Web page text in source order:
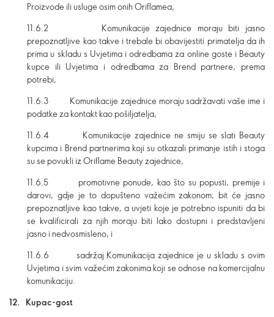
Proizvode ili usluge osim onih Oriflamea,
11.6.2 Komunikacije zajednice moraju biti jasno
prepoznatljive kao takve i trebale bi obavijestiti primatelja da ih
prima u skladu s Uvjetima i odredbama za online goste i Beauty
kupce ili Uvjetima i odredbama za Brend partnere, prema
potrebi,
11.6.3 Komunikacije zajednice moraju sadržavati vaše ime i
podatke za kontakt kao pošiljatelja,
11.6.4 Komunikacije zajednice ne smiju se slati Beauty
kupcima i Brend partnerima koji su otkazali primanje istih i stoga
su se povukli iz Oriflame Beauty zajednice,
11.6.5 promotivne ponude, kao što su popusti, premije i
darovi, gdje je to dopušteno važećim zakonom, bit će jasno
prepoznatljive kao takve, a uvjeti koje je potrebno ispuniti da bi
se kvalificirali za njih moraju biti lako dostupni i predstavljeni
jasno i nedvosmisleno, i
11.6.6 sadržaj Komunikacija zajednice je u skladu s ovim
Uvjetima i svim važećim zakonima koji se odnose na komercijalnu
komunikaciju.
12. Kupac-gost